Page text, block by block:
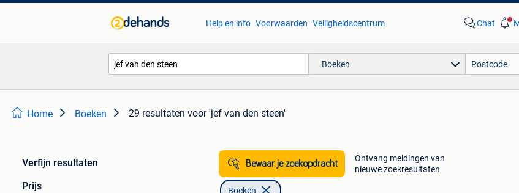
Help en info Voorwaarden Veiligheidscentrum Chat
Boeken
Home Boeken 29 resultaten voor 'jef van den steen'
Verfijn resultaten
Prijs
Bewaar je zoekopdracht
Ontvang meldingen van
nieuwe zoekresultaten
Boeken